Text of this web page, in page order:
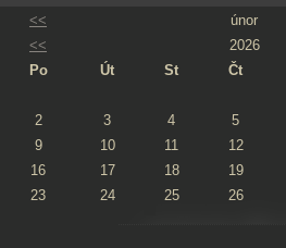
<< únor
<<
2026
Po
Út St Čt
2
3 4 5
9
10 11 12
16
17 18 19
23
24 25 26